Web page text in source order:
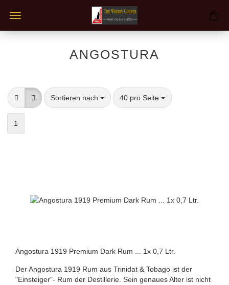
ANGOSTURA
Sortieren nach
Sortieren nach 40 pro Seite
pro Seite
1
Angostura 1919 Premium Dark Rum ... 1x 0,7 Ltr.
Der Angostura 1919 Rum aus Trinidat & Tobago ist der
"Einsteiger"- Rum der Destillerie. Sein genaues Alter ist nicht